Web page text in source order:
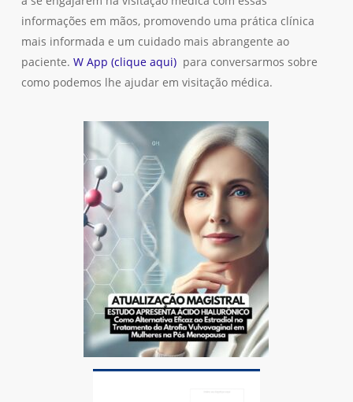
informações em mãos, promovendo uma prática clínica
mais informada e um cuidado mais abrangente ao
paciente. W App (clique aqui) para conversarmos sobre
como podemos lhe ajudar em visitação médica.